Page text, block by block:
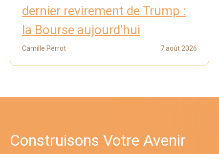
dernier revirement de Trump :
la Bourse aujourd’hui
Camille Perrot 7 août 2026
Construisons Votre Avenir